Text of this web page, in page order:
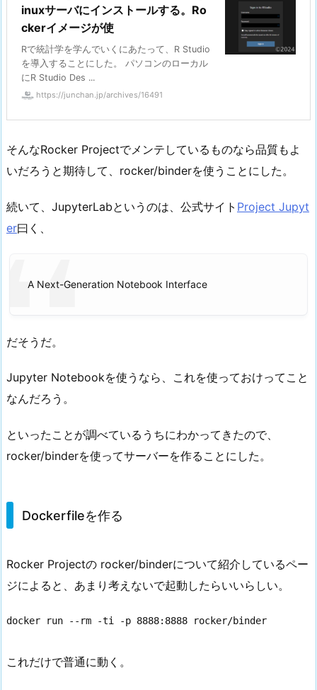
inuxサーバにインストールする。Ro
ckerイメージが使
Rで統計学を学んでいくにあたって、R Studio
を導入することにした。 パソコンのローカル
にR Studio Des ...
https://junchan.jp/archives/16491
そんなRocker Projectでメンテしているものなら品質もよ
いだろうと期待して、rocker/binderを使うことにした。
続いて、JupyterLabというのは、公式サイト Project Jupyt
er曰く、
A Next-Generation Notebook Interface
だそうだ。
Jupyter Notebookを使うなら、これを使っておけってこと
なんだろう。
といったことが調べているうちにわかってきたので、
rocker/binderを使ってサーバーを作ることにした。
Dockerfileを作る
Rocker Projectの rocker/binderについて紹介しているペー
ジによると、あまり考えないで起動したらいいらしい。
docker run --rm -ti -p 8888:8888 rocker/binder
これだけで普通に動く。